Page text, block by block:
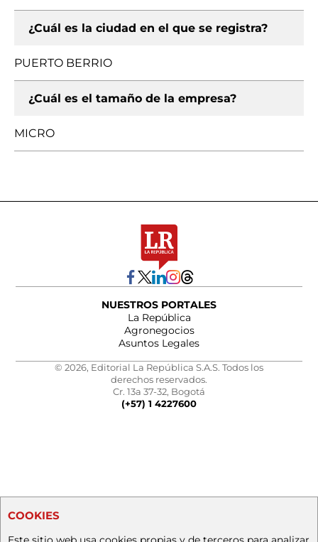
¿Cuál es la ciudad en el que se registra?
PUERTO BERRIO
¿Cuál es el tamaño de la empresa?
MICRO
NUESTROS PORTALES
La República
Agronegocios
Asuntos Legales
© 2026, Editorial La República S.A.S. Todos los
derechos reservados.
Cr. 13a 37-32, Bogotá
(+57) 1 4227600
COOKIES